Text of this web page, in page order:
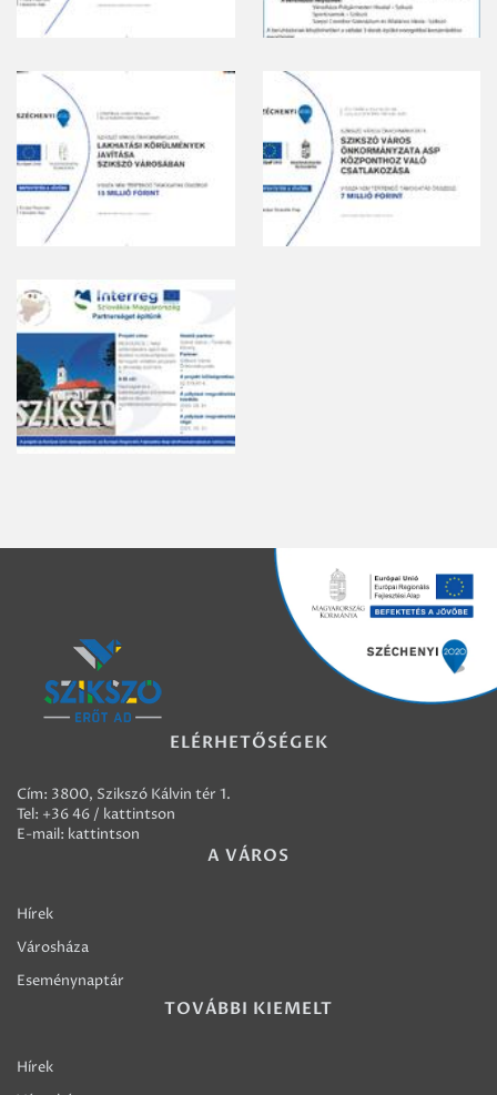
ELÉRHETŐSÉGEK
Cím: 3800, Szikszó Kálvin tér 1.
Tel: +36 46 / kattintson
E-mail: kattintson
A VÁROS
Hírek
Városháza
Eseménynaptár
TOVÁBBI KIEMELT
Hírek